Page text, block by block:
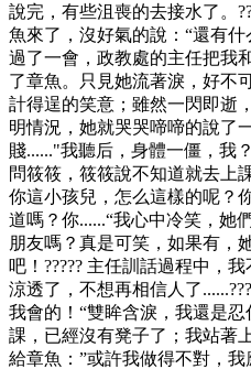
說完，有些沮喪的去接水了。
魚來了，沒好氣的說：“還有什
過了一會，政教處的主任把我
了章魚。只見她流著淚，好不
計得逞的笑意；雖然一閃即逝
明情況，她就哭哭啼啼的說了
賤......"我聽后，身體一僵，我
問筱筱，筱筱說不知道就去上
你這小孩兒，怎么這樣的呢？
道嗎？你......“我心中冷笑，她
朋友嗎？真是可笑，如果有，
吧！????? 主任訓話過程中，
涼透了，不想再相信人了
我會的！“雙眸含淚，我還是忍
課，已經沒有凳子了；我站著
給章魚：”或許我做得不對，